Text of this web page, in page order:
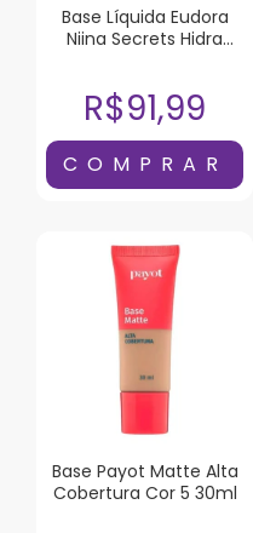
Base Líquida Eudora
Niina Secrets Hidra
R$91,99
Base Payot Matte Alta
Cobertura Cor 5 30ml